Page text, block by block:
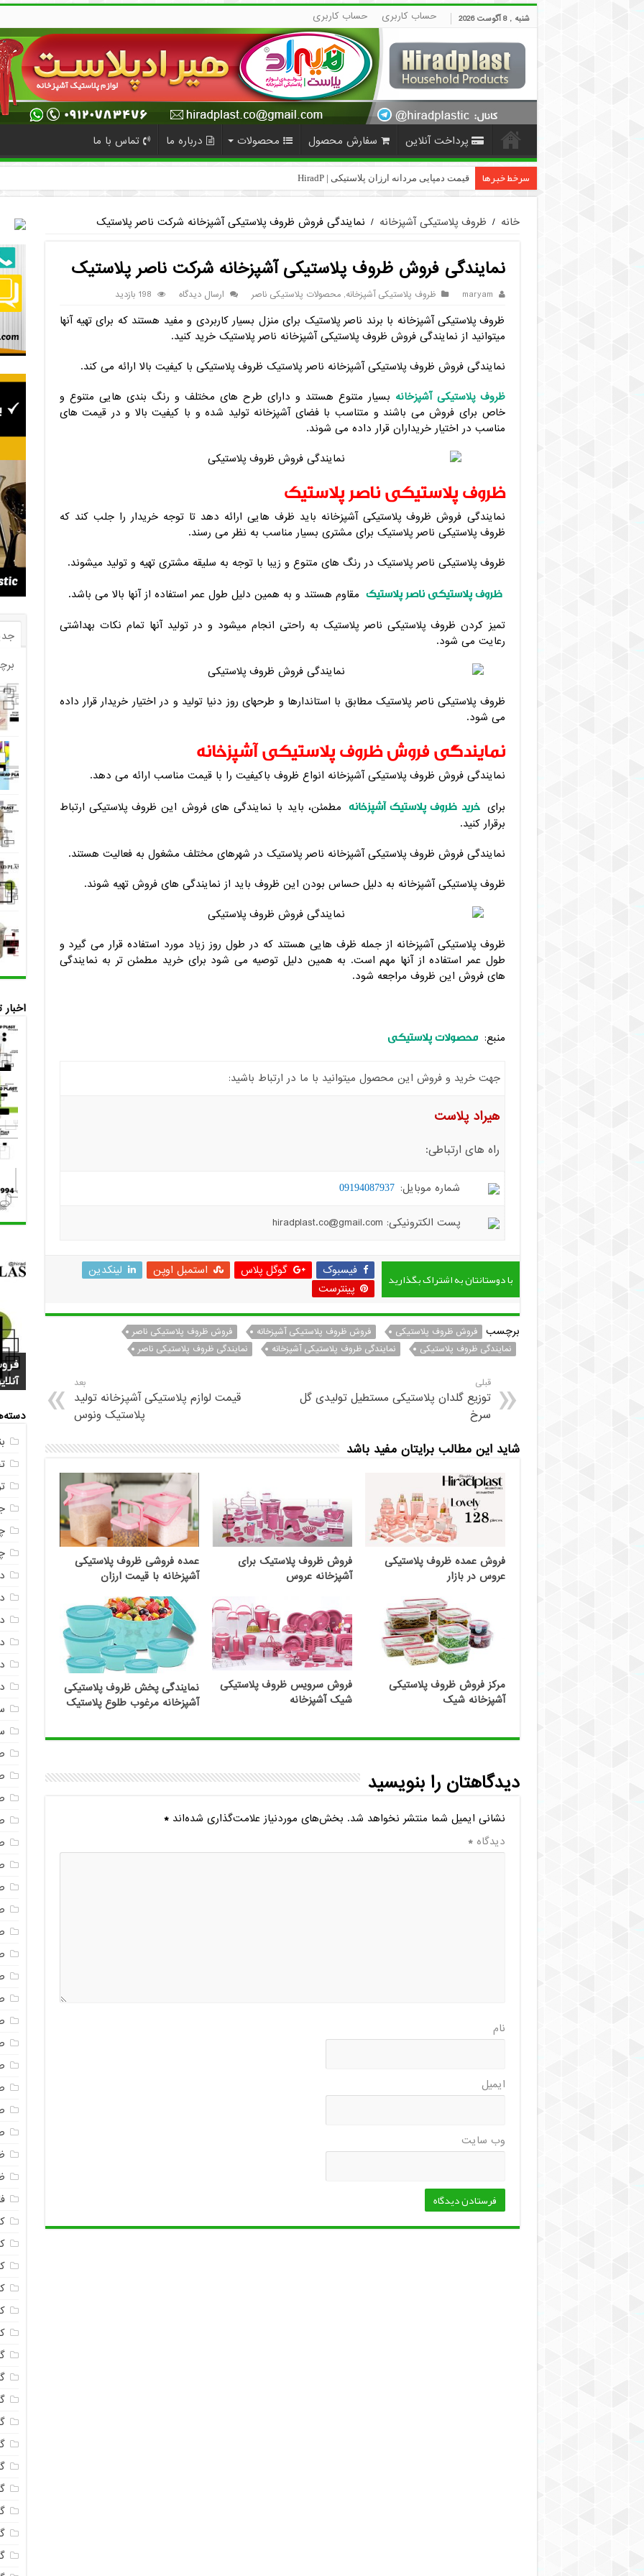
شنبه , 8 آگوست 2026 حساب کاربری حساب کاربری
پرداخت آنلاین سفارش محصول محصولات درباره ما تماس با ما
سرخط خبرها قیمت دمپایی مردانه ارزان پلاستیکی | HiradPlast
خانه / ظروف پلاستیکی آشپزخانه / نمایندگی فروش ظروف پلاستیکی آشپزخانه شرکت ناصر پلاستیک
نمایندگی فروش ظروف پلاستیکی آشپزخانه شرکت ناصر پلاستیک
maryam ظروف پلاستیکی آشپزخانه,محصولات پلاستیکی ناصر ارسال دیدگاه 198 بازدید
ظروف پلاستیکی آشپزخانه با برند ناصر پلاستیک برای منزل بسیار کاربردی و مفید هستند که برای تهیه آنها
میتوانید از نمایندگی فروش ظروف پلاستیکی آشپزخانه ناصر پلاستیک خرید کنید.
نمایندگی فروش ظروف پلاستیکی آشپزخانه ناصر پلاستیک ظروف پلاستیکی با کیفیت بالا ارائه می کند.
ظروف پلاستیکی آشپزخانه بسیار متنوع هستند و دارای طرح های مختلف و رنگ بندی هایی متنوع و
خاص برای فروش می باشند و متناسب با فضای آشپزخانه تولید شده و با کیفیت بالا و در قیمت های
مناسب در اختیار خریداران قرار داده می شوند.
ظروف پلاستیکی ناصر پلاستیک
نمایندگی فروش ظروف پلاستیکی آشپزخانه باید ظرف هایی ارائه دهد تا توجه خریدار را جلب کند که
ظروف پلاستیکی ناصر پلاستیک برای مشتری بسیار مناسب به نظر می رسند.
ظروف پلاستیکی ناصر پلاستیک در رنگ های متنوع و زیبا با توجه به سلیقه مشتری تهیه و تولید میشوند.
ظروف پلاستیکی ناصر پلاستیک مقاوم هستند و به همین دلیل طول عمر استفاده از آنها بالا می باشد.
تمیز کردن ظروف ‌پلاستیکی ناصر پلاستیک به راحتی انجام میشود و در ‌تولید ‌آنها تمام ‌نکات بهداشتی
رعایت می شود.
ظروف پلاستیکی ناصر پلاستیک مطابق با استاندارها و طرحهای روز دنیا تولید و در اختیار خریدار قرار داده
می شود.
نمایندگی فروش ظروف پلاستیکی آشپزخانه
نمایندگی فروش ظروف پلاستیکی آشپزخانه انواع ظروف باکیفیت را با قیمت مناسب ارائه می دهد.
برای خرید ظروف پلاستیک آشپزخانه مطمئن، باید با نمایندگی های فروش این ظروف پلاستیکی ارتباط
برقرار کنید.
نمایندگی فروش ظروف پلاستیکی آشپزخانه ناصر پلاستیک در شهرهای مختلف مشغول به فعالیت هستند.
ظروف پلاستیکی آشپزخانه به دلیل حساس بودن این ظروف باید از نمایندگی های فروش تهیه شوند.
ظروف پلاستیکی آشپزخانه از جمله ظرف هایی هستند که در طول روز زیاد مورد استفاده قرار می گیرد و
طول عمر استفاده از آنها مهم است. به همین دلیل توصیه می شود برای خرید مطمئن تر به نمایندگی
های فروش این ظروف مراجعه شود.
منبع: محصولات پلاستیکی
جهت خرید و فروش این محصول میتوانید با ما در ارتباط باشید:
هیراد پلاست
راه های ارتباطی:
شماره موبایل: 09194087937
پست الکترونیکی: hiradplast.co@gmail.com
با دوستانتان به اشتراک بگذارید فیسبوک گوگل پلاس استمبل اوپن
لینکدین
پینترست
برچسب فروش ظروف پلاستیکی فروش ظروف پلاستیکی آشپزخانه
فروش ظروف پلاستیکی ناصر
نمایندگی ظروف پلاستیکی
نمایندگی ظروف پلاستیکی آشپزخانه نمایندگی ظروف پلاستیکی ناصر
قبلی
توزیع گلدان پلاستیکی مستطیل تولیدی گل
سرخ
بعد
قیمت لوازم پلاستیکی آشپزخانه تولید
پلاستیک ونوس
شاید این مطالب برایتان مفید باشد
فروش عمده ظروف پلاستیکی
عروس در بازار
فروش ظروف پلاستیک برای
آشپزخانه عروس
عمده فروشی ظروف پلاستیکی
آشپزخانه با قیمت ارزان
مرکز فروش ظروف پلاستیکی
آشپزخانه شیک
فروش سرویس ظروف پلاستیکی
شیک آشپزخانه
نمایندگی پخش ظروف پلاستیکی
آشپزخانه مرغوب طلوع پلاستیک
دیدگاهتان را بنویسید
نشانی ایمیل شما منتشر نخواهد شد. بخش‌های موردنیاز علامت‌گذاری شده‌اند*
دیدگاه*
نام
ایمیل
وب‌ سایت
+